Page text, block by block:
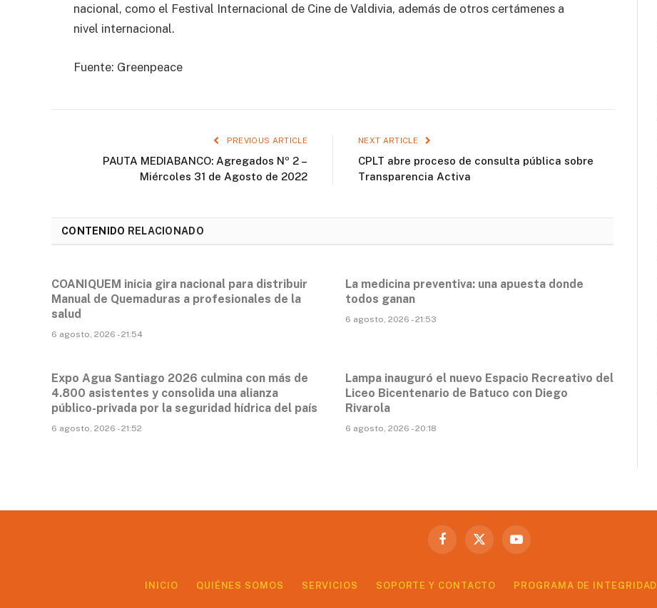
nacional, como el Festival Internacional de Cine de Valdivia, además de otros certámenes a
nivel internacional.
Fuente: Greenpeace
PREVIOUS ARTICLE
PAUTA MEDIABANCO: Agregados Nº 2 –
Miércoles 31 de Agosto de 2022
NEXT ARTICLE
CPLT abre proceso de consulta pública sobre
Transparencia Activa
CONTENIDO RELACIONADO
COANIQUEM inicia gira nacional para distribuir
Manual de Quemaduras a profesionales de la
salud
6 agosto, 2026 - 21:54
La medicina preventiva: una apuesta donde
todos ganan
6 agosto, 2026 - 21:53
Expo Agua Santiago 2026 culmina con más de
4.800 asistentes y consolida una alianza
público-privada por la seguridad hídrica del país
6 agosto, 2026 - 21:52
Lampa inauguró el nuevo Espacio Recreativo del
Liceo Bicentenario de Batuco con Diego
Rivarola
6 agosto, 2026 - 20:18
Facebook
X
YouTube
INICIO QUIÉNES SOMOS SERVICIOS SOPORTE Y CONTACTO PROGRAMA DE INTEGRIDAD